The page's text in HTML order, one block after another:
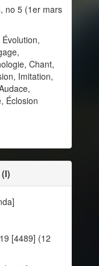
no 5 (1er mars
Chant,
Imitation,
Éclosion
[4489] (12